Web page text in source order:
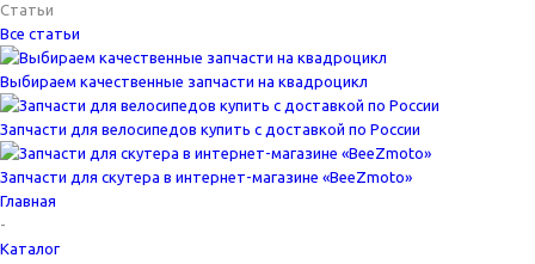
Статьи
Все статьи
Выбираем качественные запчасти на квадроцикл
Запчасти для велосипедов купить с доставкой по России
Запчасти для скутера в интернет-магазине «BeeZmoto»
Главная
-
Каталог